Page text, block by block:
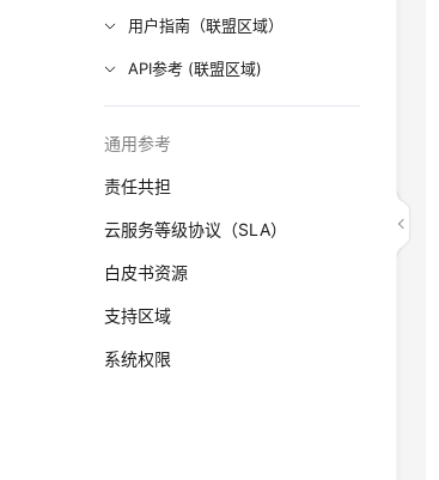
用户指南（联盟区域）
API参考 (联盟区域)
通用参考
责任共担
云服务等级协议（SLA）
白皮书资源
支持区域
系统权限